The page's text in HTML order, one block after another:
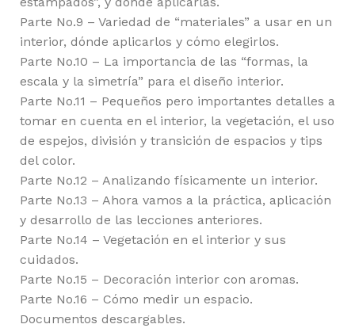
Parte No.9 – Variedad de “materiales” a usar en un
interior, dónde aplicarlos y cómo elegirlos.
Parte No.10 – La importancia de las “formas, la
escala y la simetría” para el diseño interior.
Parte No.11 – Pequeños pero importantes detalles a
tomar en cuenta en el interior, la vegetación, el uso
de espejos, división y transición de espacios y tips
del color.
Parte No.12 – Analizando físicamente un interior.
Parte No.13 – Ahora vamos a la práctica, aplicación
y desarrollo de las lecciones anteriores.
Parte No.14 – Vegetación en el interior y sus
cuidados.
Parte No.15 – Decoración interior con aromas.
Parte No.16 – Cómo medir un espacio.
Documentos descargables.